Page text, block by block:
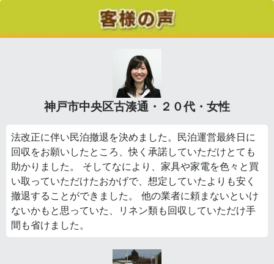
神戸市中央区古湊通・２０代・女性
法改正に伴い民泊撤退を決めました。民泊運営最終日に
回収をお願いしたところ、快く承諾していただけとても
助かりました。 そしてなにより、家具や家電を色々と買
い取っていただけたおかげで、想定していたよりも安く
撤退することができました。 他の業者に頼まないといけ
ないかもと思っていた、リネン類も回収していただけ手
間も省けました。